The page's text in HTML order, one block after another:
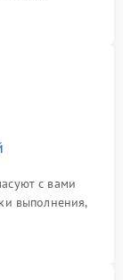
с вами
выполнения,